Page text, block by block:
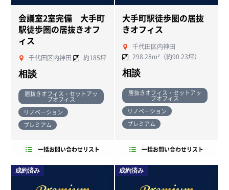
会議室2室完備 大手町
駅徒歩圏の居抜きオフ
ィス
千代田区内神田 約185坪
相談
居抜きオフィス・セットアッ
プオフィス
リノベーション
プレミアム
一括お問い合わせリスト
大手町駅徒歩圏の居抜
きオフィス
千代田区内神田
298.28m²（約90.23坪）
相談
居抜きオフィス・セットアッ
プオフィス
リノベーション
プレミアム
一括お問い合わせリスト
成約済み 成約済み